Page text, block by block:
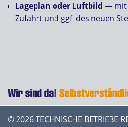
Lageplan oder Luftbild — mit
Zufahrt und ggf. des neuen
© 2026 TECHNISCHE BETRIEBE